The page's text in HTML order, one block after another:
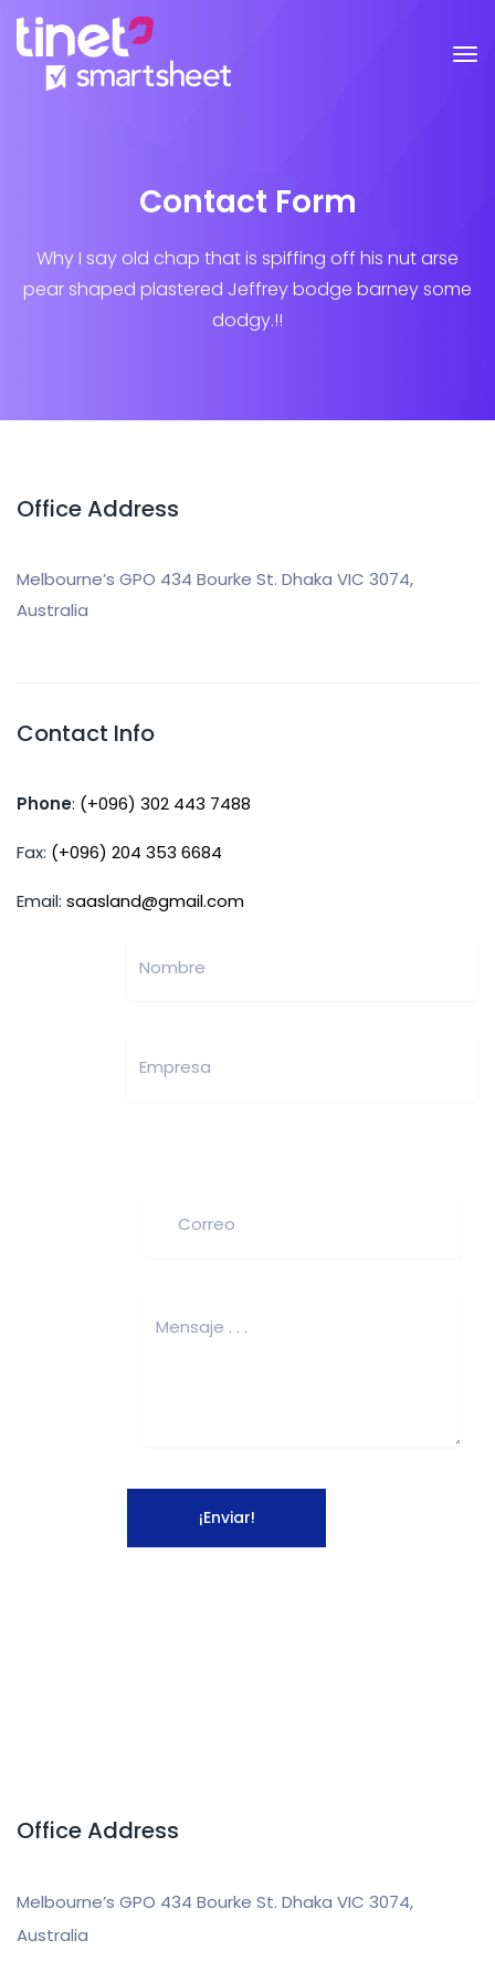
Contact Form
Why I say old chap that is spiffing off his nut arse
pear shaped plastered Jeffrey bodge barney some
dodgy.!!
Office Address
Melbourne’s GPO 434 Bourke St. Dhaka VIC 3074,
Australia
Contact Info
Phone: (+096) 302 443 7488
Fax: (+096) 204 353 6684
Email: saasland@gmail.com
Office Address
Melbourne’s GPO 434 Bourke St. Dhaka VIC 3074,
Australia